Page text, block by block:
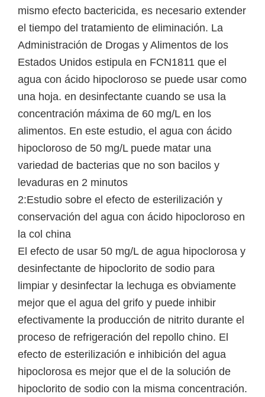
mismo efecto bactericida, es necesario extender
el tiempo del tratamiento de eliminación. La
Administración de Drogas y Alimentos de los
Estados Unidos estipula en FCN1811 que el
agua con ácido hipocloroso se puede usar como
una hoja. en desinfectante cuando se usa la
concentración máxima de 60 mg/L en los
alimentos. En este estudio, el agua con ácido
hipocloroso de 50 mg/L puede matar una
variedad de bacterias que no son bacilos y
levaduras en 2 minutos
2:Estudio sobre el efecto de esterilización y
conservación del agua con ácido hipocloroso en
la col china
El efecto de usar 50 mg/L de agua hipoclorosa y
desinfectante de hipoclorito de sodio para
limpiar y desinfectar la lechuga es obviamente
mejor que el agua del grifo y puede inhibir
efectivamente la producción de nitrito durante el
proceso de refrigeración del repollo chino. El
efecto de esterilización e inhibición del agua
hipoclorosa es mejor que el de la solución de
hipoclorito de sodio con la misma concentración.